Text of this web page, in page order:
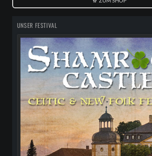
UNSER FESTIVAL